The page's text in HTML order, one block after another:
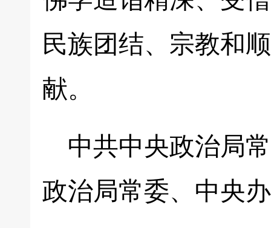
民族团结、宗教和
献。
中共中央政治局
政治局常委、中央